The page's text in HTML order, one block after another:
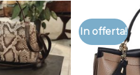
In offerta!